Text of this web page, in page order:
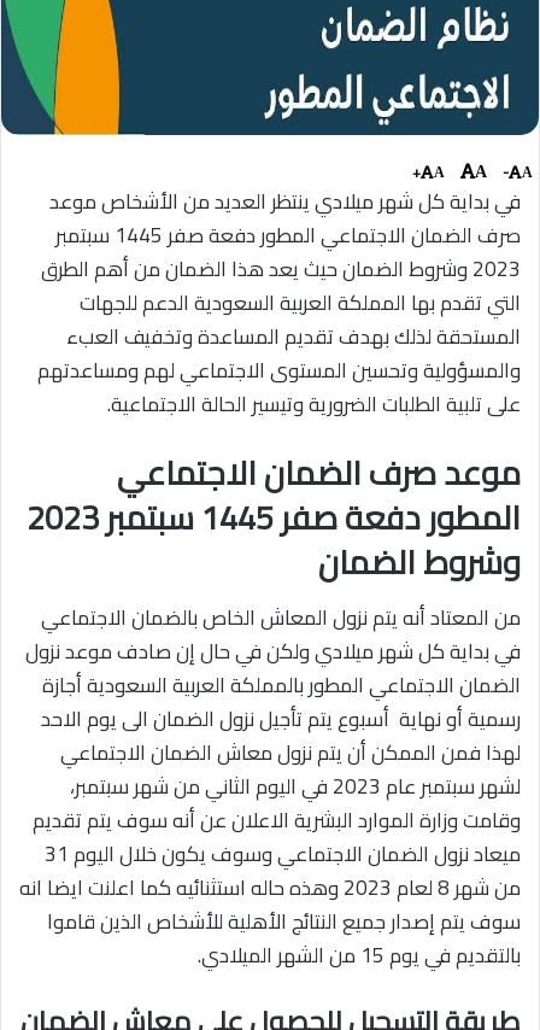
A
-
A
A
+
في بداية كل شهر ميلادي ينتظر العديد من الأشخاصموعد
صرف الضمان الاجتماعي المطور دفعة صفر 1445 سبتمبر
2023 وشروط الضمان حيث يعد هذا الضمان من أهم الطرق
التي تقدم بها المملكة العربية السعودية الدعم للجهات
المستحقة لذلك بهدف تقديم المساعدة وتخفيف العبء
والمسؤولية وتحسين المستوى الاجتماعي لهم ومساعدتهم
على تلبية الطلبات الضرورية وتيسير الحالة الاجتماعية.
موعد صرف الضمان الاجتماعي
المطور دفعة صفر 1445 سبتمبر 2023
وشروط الضمان
من المعتاد أنه يتم نزول المعاش الخاص بالضمان الاجتماعي
في بداية كل شهر ميلادي ولكن في حال إن صادف موعد نزول
الضمان الاجتماعي المطور بالمملكة العربية السعودية أجازة
رسمية أو نهاية أسبوع يتم تأجيل نزول الضمان الى يوم الاحد
لهذا فمن الممكن أن يتم نزول معاش الضمان الاجتماعي
لشهر سبتمبر عام 2023 في اليوم الثاني من شهر سبتمبر،
وقامت وزارة الموارد البشرية الاعلان عن أنه سوف يتم تقديم
ميعاد نزول الضمان الاجتماعي وسوف يكون خلال اليوم 31
من شهر 8 لعام 2023 وهذه حاله استثنائيه كما اعلنت ايضا انه
سوف يتم إصدار جميع النتائج الأهلية للأشخاص الذين قاموا
بالتقديم في يوم 15 من الشهر الميلادي.